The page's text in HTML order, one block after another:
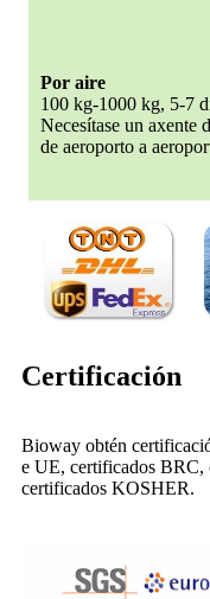
Por aire
100 kg-1000 kg, 5-7
Necesítase un axente
de aeroporto a
Certificación
Bioway obtén
e UE, certificados
certificados KOSHER.